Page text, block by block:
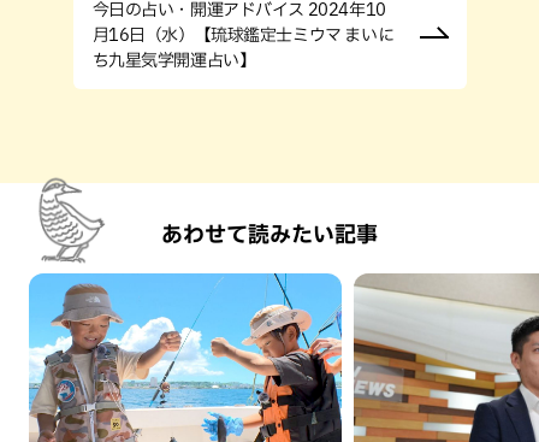
今日の占い・開運アドバイス 2024年10
月16日（水）【琉球鑑定士ミウマ まいに
ち九星気学開運占い】
あわせて読みたい記事